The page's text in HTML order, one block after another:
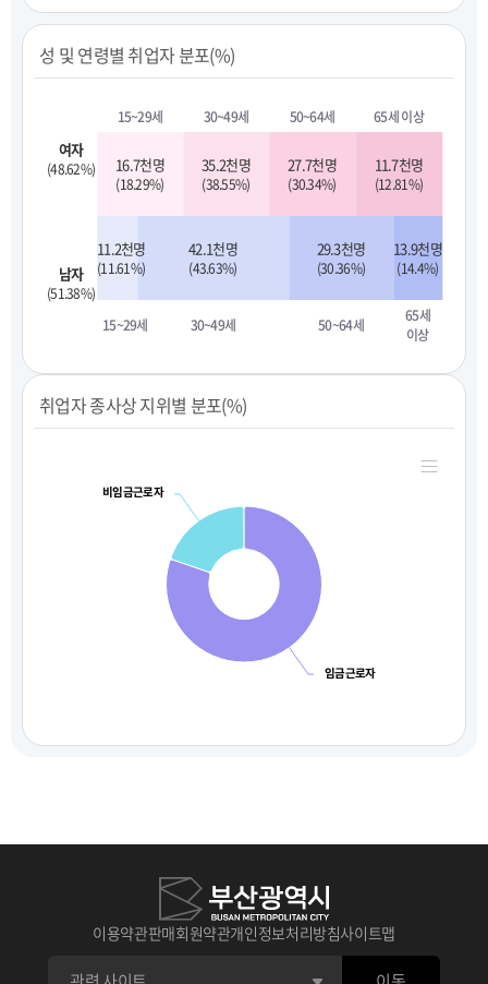
성 및 연령별 취업자 분포(%)
여자
(48.62%)
15~29세 30~49세 50~64세 65세 이상
16.7천명
(18.29%)
35.2천명
(38.55%)
27.7천명
(30.34%)
11.7천명
(12.81%)
남자
(51.38%)
11.2천명
(11.61%)
42.1천명
(43.63%)
29.3천명
(30.36%)
13.9천명
(14.4%)
15~29세 30~49세 50~64세
65세
이상
취업자 종사상 지위별 분포(%)
임금근로자
비임금근로자
이용약관판매회원약관개인정보처리방침사이트맵